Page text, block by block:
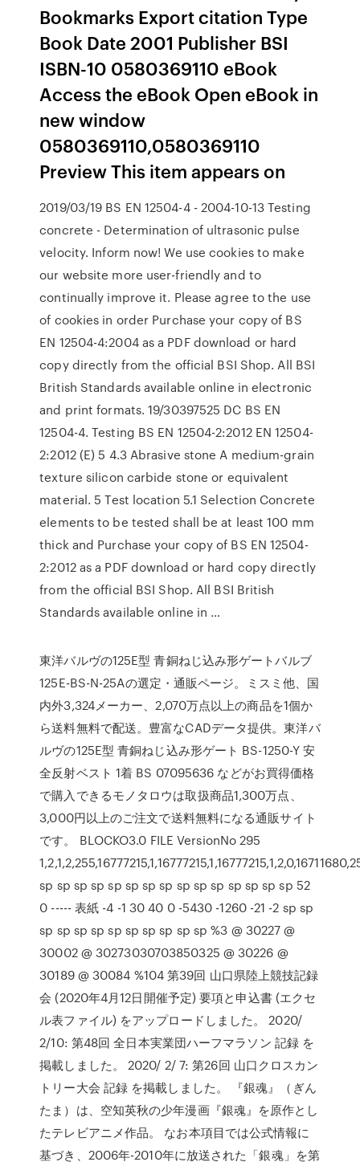
Bookmarks Export citation Type
Book Date 2001 Publisher BSI
ISBN-10 0580369110 eBook
Access the eBook Open eBook in
new window
0580369110,0580369110
Preview This item appears on
2019/03/19 BS EN 12504-4 - 2004-10-13 Testing
concrete - Determination of ultrasonic pulse
velocity. Inform now! We use cookies to make
our website more user-friendly and to
continually improve it. Please agree to the use
of cookies in order Purchase your copy of BS
EN 12504-4:2004 as a PDF download or hard
copy directly from the official BSI Shop. All BSI
British Standards available online in electronic
and print formats. 19/30397525 DC BS EN
12504-4. Testing BS EN 12504-2:2012 EN 12504-
2:2012 (E) 5 4.3 Abrasive stone A medium-grain
texture silicon carbide stone or equivalent
material. 5 Test location 5.1 Selection Concrete
elements to be tested shall be at least 100 mm
thick and Purchase your copy of BS EN 12504-
2:2012 as a PDF download or hard copy directly
from the official BSI Shop. All BSI British
Standards available online in …
東洋バルヴの125E型 青銅ねじ込み形ゲートバルブ
125E-BS-N-25Aの選定・通販ページ。ミスミ他、国
内外3,324メーカー、2,070万点以上の商品を1個か
ら送料無料で配送。豊富なCADデータ提供。東洋バ
ルヴの125E型 青銅ねじ込み形ゲート BS-1250-Y 安
全反射ベスト 1着 BS 07095636 などがお買得価格
で購入できるモノタロウは取扱商品1,300万点、
3,000円以上のご注文で送料無料になる通販サイト
です。 BLOCKO3.0 FILE VersionNo 295
sp sp sp sp sp sp sp sp sp sp sp sp sp sp sp 52
0 ----- 表紙 -4 -1 30 40 0 -5430 -1260 -21 -2 sp sp
sp sp sp sp sp sp sp sp sp sp %3 @ 30227 @
30002 @ 30273030703850325 @ 30226 @
30189 @ 30084 %104 第39回 山口県陸上競技記録
会 (2020年4月12日開催予定) 要項と申込書 (エクセ
ル表ファイル) をアップロードしました。 2020/
2/10: 第48回 全日本実業団ハーフマラソン 記録 を
掲載しました。 2020/ 2/ 7: 第26回 山口クロスカン
トリー大会 記録 を掲載しました。 『銀魂』（ぎん
たま）は、空知英秋の少年漫画『銀魂』を原作とし
たテレビアニメ作品。 なお本項目では公式情報に
基づき、2006年-2010年に放送された「銀魂」を第